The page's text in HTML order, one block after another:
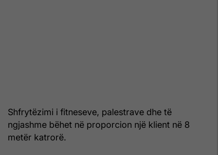
Shfrytëzimi i fitneseve, palestrave dhe të
ngjashme bëhet në proporcion një klient në 8
metër katrorë.